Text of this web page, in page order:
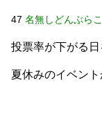
47 名無しどんぶらこ
投票率が下がる日
夏休みのイベン